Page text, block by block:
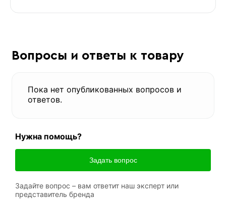
Вопросы и ответы к товару
Пока нет опубликованных вопросов и
ответов.
Нужна помощь?
Задать вопрос
Задайте вопрос – вам ответит наш эксперт или
представитель бренда